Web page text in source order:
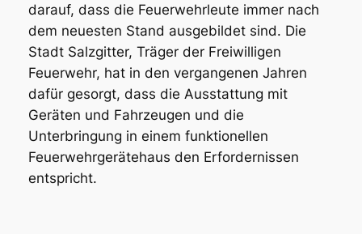
darauf, dass die Feuerwehrleute immer nach
dem neuesten Stand ausgebildet sind. Die
Stadt Salzgitter, Träger der Freiwilligen
Feuerwehr, hat in den vergangenen Jahren
dafür gesorgt, dass die Ausstattung mit
Geräten und Fahrzeugen und die
Unterbringung in einem funktionellen
Feuerwehrgerätehaus den Erfordernissen
entspricht.